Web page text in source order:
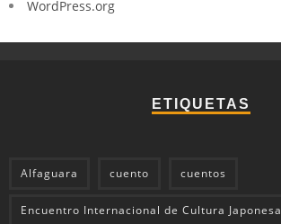
WordPress.org
ETIQUETAS
Alfaguara cuento cuentos
Encuentro Internacional de Cultura Japonesa